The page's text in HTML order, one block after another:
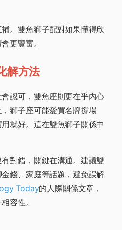
。雙魚獅子配對如果懂得欣
更豐富。
解方法
認可，雙魚座則更在乎內心
獅子座可能愛買名牌撐場
就好。這在雙魚獅子關係中
對錯，關鍵在溝通。建議雙
錢、家庭等話題，避免誤解
Today的人際關係文章，
容性。